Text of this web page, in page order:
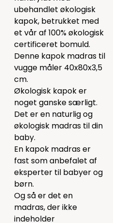
ubehandlet økologisk
kapok, betrukket med
et vår af 100% økologisk
certificeret bomuld.
Denne kapok madras til
vugge måler 40x80x3,5
cm.
Økologisk kapok er
noget ganske særligt.
Det er en naturlig og
økologisk madras til din
baby.
En kapok madras er
fast som anbefalet af
eksperter til babyer og
børn.
Og så er det en
madras, der ikke
indeholder